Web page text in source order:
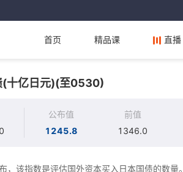
首页 精品课 直播
(十亿日元)(至0530)
公布值
1245.8
前值
1346.0
，该指数是评估国外资本买入日本国债的数量。